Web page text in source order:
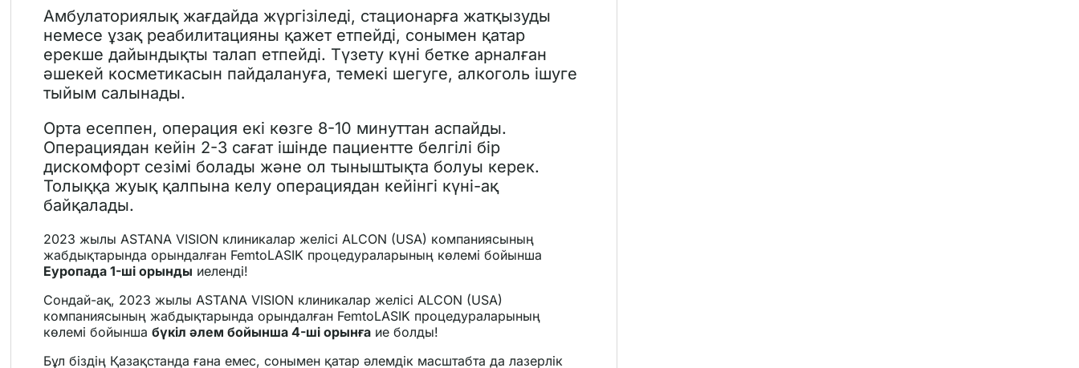
Амбулаториялық жағдайда жүргізіледі, стационарға жатқызуды
немесе ұзақ реабилитацияны қажет етпейді, сонымен қатар
ерекше дайындықты талап етпейді. Түзету күні бетке арналған
әшекей косметикасын пайдалануға, темекі шегуге, алкоголь ішуге
тыйым салынады.
Орта есеппен, операция екі көзге 8-10 минуттан аспайды.
Операциядан кейін 2-3 сағат ішінде пациентте белгілі бір
дискомфорт сезімі болады және ол тыныштықта болуы керек.
Толыққа жуық қалпына келу операциядан кейінгі күні-ақ
байқалады.
2023 жылы ASTANA VISION клиникалар желісі ALCON (USA) компаниясының
жабдықтарында орындалған FemtoLASIK процедураларының көлемі бойынша
Еуропада 1-ші орынды иеленді!
Сондай-ақ, 2023 жылы ASTANA VISION клиникалар желісі ALCON (USA)
компаниясының жабдықтарында орындалған FemtoLASIK процедураларының
көлемі бойынша бүкіл әлем бойынша 4-ші орынға ие болды!
Бұл біздің Қазақстанда ғана емес, сонымен қатар әлемдік масштабта да лазерлік